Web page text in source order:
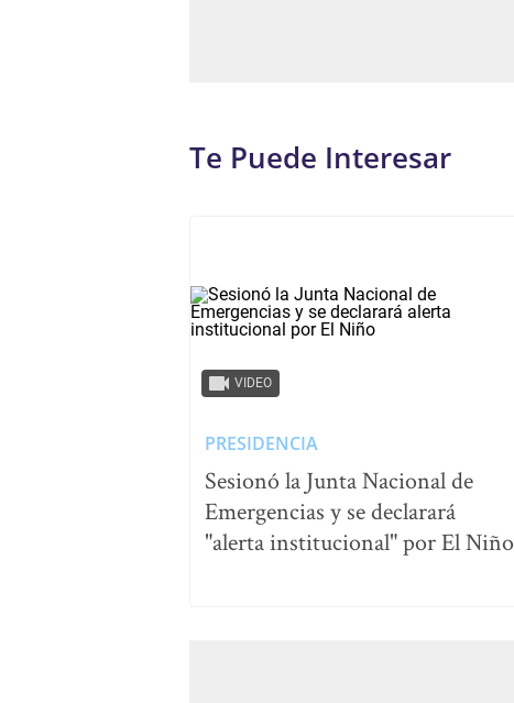
Te Puede Interesar
VIDEO
PRESIDENCIA
Sesionó la Junta Nacional de
Emergencias y se declarará
"alerta institucional" por El Niño